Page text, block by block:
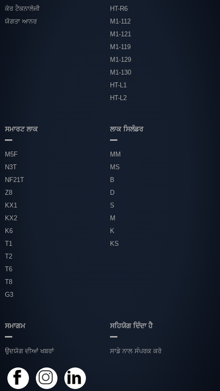
ਕੋਰ ਟੈਕਨਾਲੋਜੀ
ਯੋਗਤਾ ਆਨਰ
HT-R6
M1-112
M1-121
M1-119
M1-129
M1-130
HT-L1
HT-L2
ਸਮਾਰਟ ਲਾਕ
M5F
N3T
NF21T
Z8
KX1
KX2
K6
T1
T2
T6
T8
G3
ਲਾਕ ਸਿਲੰਡਰ
MM
MS
B
D
S
M
K
KS
ਸਮਾਗਮ
ਉਦਯੋਗ ਦੀਆਂ ਖਬਰਾਂ
ਸਹਿਯੋਗ ਦਿੰਦਾ ਹੈ
ਸਾਡੇ ਨਾਲ ਸੰਪਰਕ ਕਰੋ